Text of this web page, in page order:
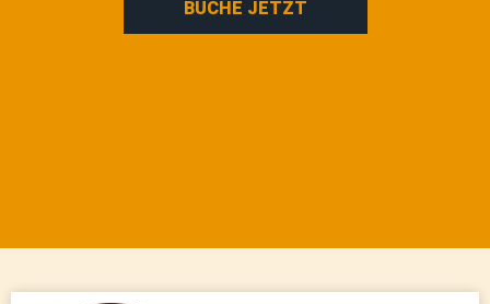
BUCHE JETZT